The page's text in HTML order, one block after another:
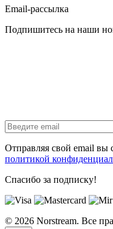
Email-рассылка
Подпишитесь на наши
Отправляя свой email вы
политикой
Спасибо за подписку!
© 2026 Norstream. Все